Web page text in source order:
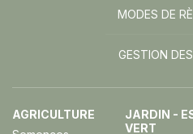
MODES DE
GESTION
AGRICULTURE
JARDIN -
VERT